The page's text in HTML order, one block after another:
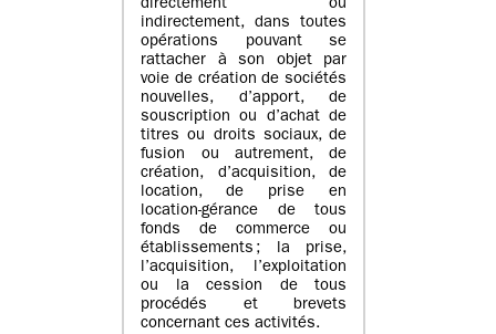
directement ou
indirectement, dans toutes
opérations pouvant se
rattacher à son objet par
voie de création de sociétés
nouvelles, d’apport, de
souscription ou d’achat de
titres ou droits sociaux, de
fusion ou autrement, de
création, d’acquisition, de
location, de prise en
location-gérance de tous
fonds de commerce ou
établissements ; la prise,
l’acquisition, l’exploitation
ou la cession de tous
procédés et brevets
concernant ces activités.